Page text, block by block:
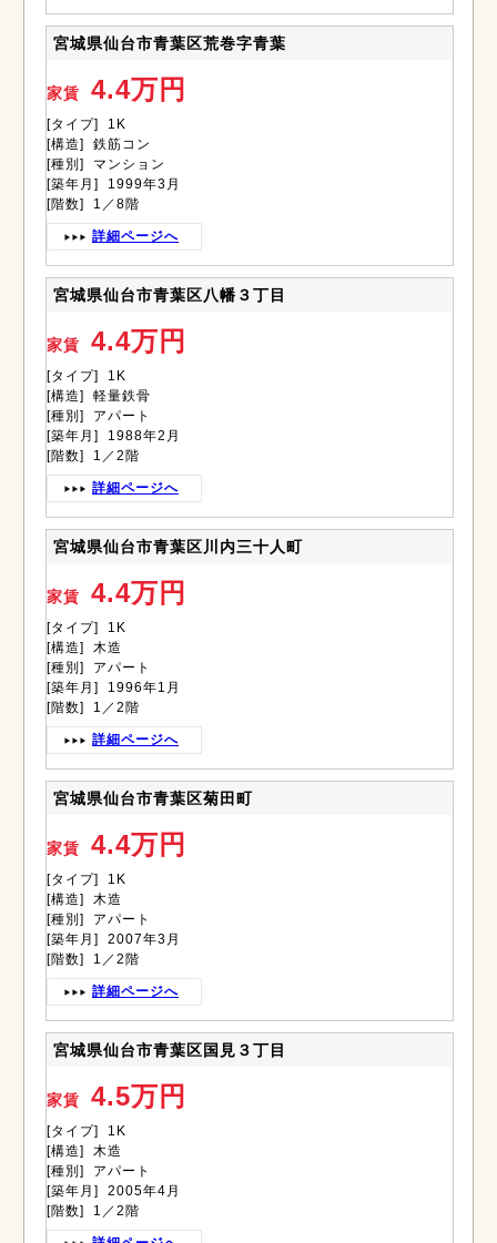
宮城県仙台市青葉区荒巻字青葉
家賃 4.4万円
[タイプ] 1K
[構造] 鉄筋コン
[種別] マンション
[築年月] 1999年3月
[階数] 1／8階
詳細ページへ
宮城県仙台市青葉区八幡３丁目
家賃 4.4万円
[タイプ] 1K
[構造] 軽量鉄骨
[種別] アパート
[築年月] 1988年2月
[階数] 1／2階
詳細ページへ
宮城県仙台市青葉区川内三十人町
家賃 4.4万円
[タイプ] 1K
[構造] 木造
[種別] アパート
[築年月] 1996年1月
[階数] 1／2階
詳細ページへ
宮城県仙台市青葉区菊田町
家賃 4.4万円
[タイプ] 1K
[構造] 木造
[種別] アパート
[築年月] 2007年3月
[階数] 1／2階
詳細ページへ
宮城県仙台市青葉区国見３丁目
家賃 4.5万円
[タイプ] 1K
[構造] 木造
[種別] アパート
[築年月] 2005年4月
[階数] 1／2階